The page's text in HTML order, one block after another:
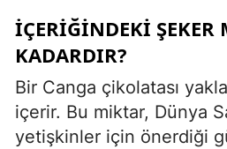
İÇERIĞINDEKI ŞEKER
KADARDIR?
Bir Canga çikolatası
içerir. Bu miktar, Dünya
yetişkinler için önerdiği